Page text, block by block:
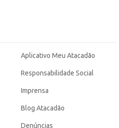
para quem busca praticidade sem
Aplicativo Meu Atacadão
Responsabilidade Social
Imprensa
Blog Atacadão
Denúncias